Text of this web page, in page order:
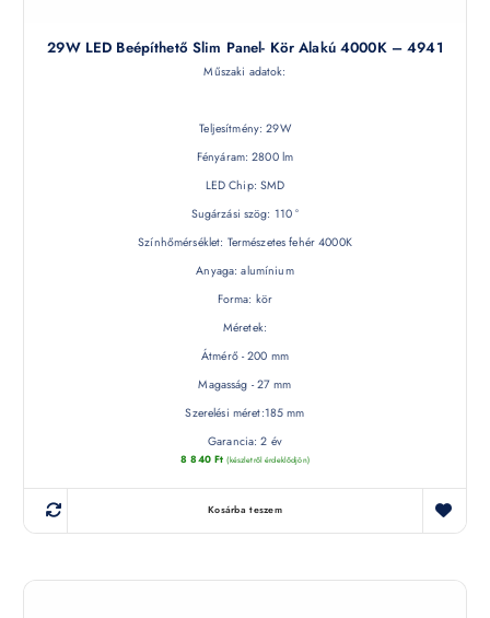
29W LED Beépíthető Slim Panel- Kör Alakú 4000K – 4941
Műszaki adatok:
Teljesítmény: 29W
Fényáram: 2800 lm
LED Chip: SMD
Sugárzási szög: 110 °
Színhőmérséklet: Természetes fehér 4000K
Anyaga: alumínium
Forma: kör
Méretek:
Átmérő - 200 mm
Magasság - 27 mm
Szerelési méret:185 mm
Garancia: 2 év
8 840 Ft (készletről érdeklődjön)
Kosárba teszem